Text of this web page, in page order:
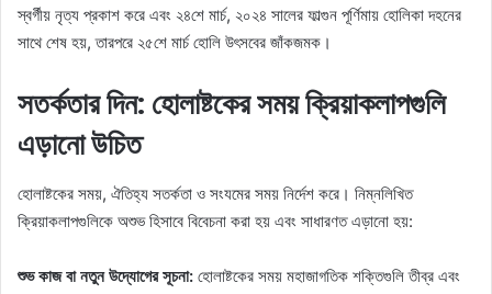
স্বর্গীয় নৃত্য প্রকাশ করে এবং ২৪শে মার্চ, ২০২৪ সালের ফাল্গুন পূর্ণিমায় হোলিকা দহনের
সাথে শেষ হয়, তারপরে ২৫শে মার্চ হোলি উৎসবের জাঁকজমক।
সতর্কতার দিন: হোলাষ্টকের সময় ক্রিয়াকলাপগুলি
এড়ানো উচিত
হোলাষ্টকের সময়, ঐতিহ্য সতর্কতা ও সংযমের সময় নির্দেশ করে। নিম্নলিখিত
ক্রিয়াকলাপগুলিকে অশুভ হিসাবে বিবেচনা করা হয় এবং সাধারণত এড়ানো হয়:
শুভ কাজ বা নতুন উদ্যোগের সূচনা: হোলাষ্টকের সময় মহাজাগতিক শক্তিগুলি তীব্র এবং